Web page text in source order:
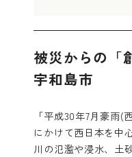
被災からの
宇和島市
「平成30年7月豪雨(
にかけて西日本を中
川の氾濫や浸水、土